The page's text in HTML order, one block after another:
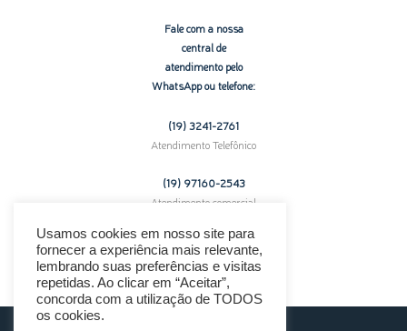
Fale com a nossa
central de
atendimento pelo
WhatsApp ou telefone:
(19) 3241-2761
Atendimento Telefônico
(19) 97160-2543
Atendimento comercial
Enfrentando problemas técnicos?
Clique aqui para suporte.
Usamos cookies em nosso site para
fornecer a experiência mais relevante,
lembrando suas preferências e visitas
repetidas. Ao clicar em “Aceitar”,
concorda com a utilização de TODOS
os cookies.